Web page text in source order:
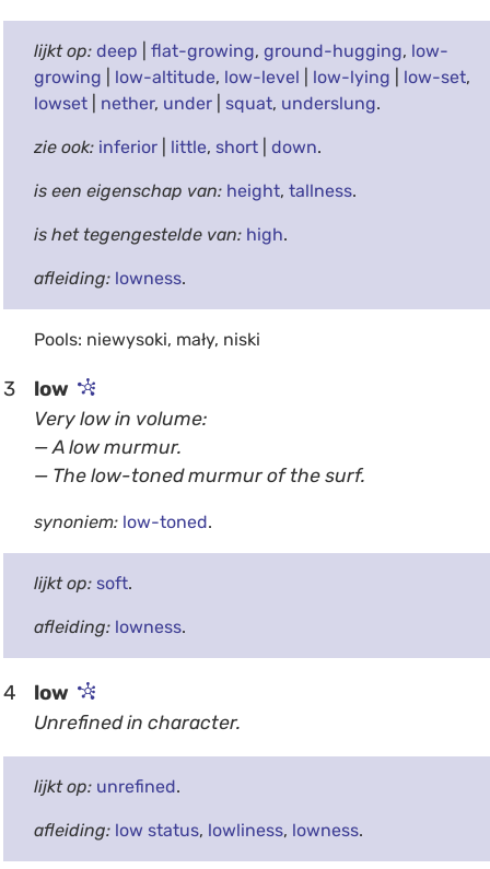
lijkt op: deep flat-growing, ground-hugging, low-
growing
low-altitude, low-level low-lying low-set,
lowset| nether, under| squat, underslung.
zie ook: inferior| little, short| down.
is een eigenschap van: height, tallness.
is het tegengestelde van: high.
afleiding: lowness.
Pools: niewysoki, mały, niski
3 low
Very low in volume:
— A low murmur.
— The low-toned murmur of the surf.
synoniem: low-toned.
lijkt op: soft.
afleiding: lowness.
4 low
Unrefined in character.
lijkt op: unrefined.
afleiding: low status, lowliness, lowness.